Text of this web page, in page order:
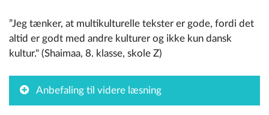
”Jeg tænker, at multikulturelle tekster er gode, fordi det
altid er godt med andre kulturer og ikke kun dansk
kultur." (Shaimaa, 8. klasse, skole Z)
Anbefaling til videre læsning